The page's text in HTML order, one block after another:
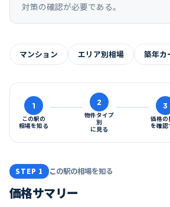
対策の確認が必要である。
マンション エリア別相場 築年カ
1
この駅の
相場を知る
2
物件タイプ
別
に見る
3
価格の
を確認
STEP 1 この駅の相場を知る
価格サマリー